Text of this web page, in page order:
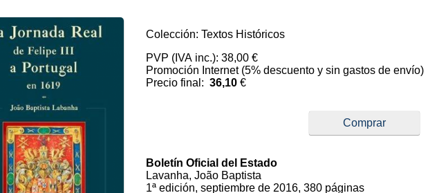
Colección: Textos Históricos
PVP (IVA inc.): 38,00 €
Promoción Internet (5% descuento y sin gastos de envío)
Precio final:36,10 €
Comprar
Boletín Oficial del Estado
Lavanha, João Baptista
1ª edición, septiembre de 2016, 380 páginas